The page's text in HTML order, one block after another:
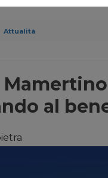
Attualità
al